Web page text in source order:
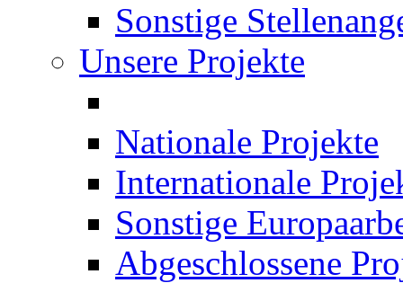
Sonstige
Unsere Projekte
Nationale Projekte
Internationale
Sonstige
Abgeschlossene